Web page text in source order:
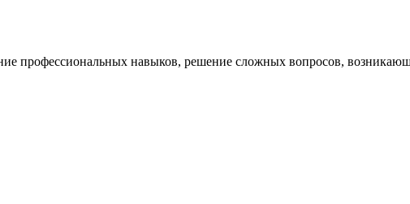
профессиональных навыков, решение сложных вопросов,